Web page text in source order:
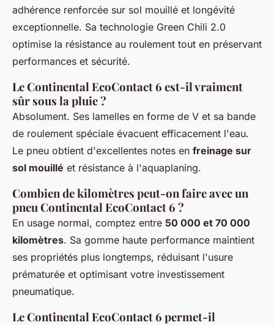
adhérence renforcée sur sol mouillé et longévité
exceptionnelle. Sa technologie Green Chili 2.0
optimise la résistance au roulement tout en préservant
performances et sécurité.
Le Continental EcoContact 6 est-il vraiment
sûr sous la pluie ?
Absolument. Ses lamelles en forme de V et sa bande
de roulement spéciale évacuent efficacement l'eau.
Le pneu obtient d'excellentes notes en freinage sur
sol mouillé et résistance à l'aquaplaning.
Combien de kilomètres peut-on faire avec un
pneu Continental EcoContact 6 ?
En usage normal, comptez entre 50 000 et 70 000
kilomètres. Sa gomme haute performance maintient
ses propriétés plus longtemps, réduisant l'usure
prématurée et optimisant votre investissement
pneumatique.
Le Continental EcoContact 6 permet-il